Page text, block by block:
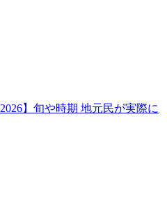
】旬や時期 地元民が実際に